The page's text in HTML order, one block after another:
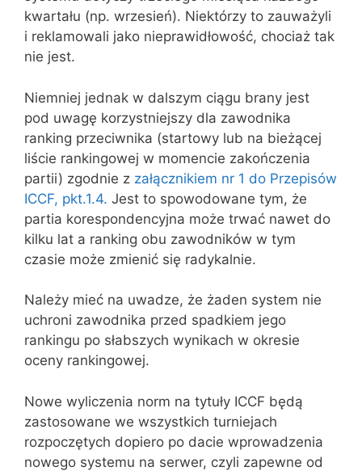
kwartału (np. wrzesień). Niektórzy to zauważyli
i reklamowali jako nieprawidłowość, chociaż tak
nie jest.
Niemniej jednak w dalszym ciągu brany jest
pod uwagę korzystniejszy dla zawodnika
ranking przeciwnika (startowy lub na bieżącej
liście rankingowej w momencie zakończenia
partii) zgodnie z załącznikiem nr 1 do Przepisów
ICCF, pkt.1.4. Jest to spowodowane tym, że
partia korespondencyjna może trwać nawet do
kilku lat a ranking obu zawodników w tym
czasie może zmienić się radykalnie.
Należy mieć na uwadze, że żaden system nie
uchroni zawodnika przed spadkiem jego
rankingu po słabszych wynikach w okresie
oceny rankingowej.
Nowe wyliczenia norm na tytuły ICCF będą
zastosowane we wszystkich turniejach
rozpoczętych dopiero po dacie wprowadzenia
nowego systemu na serwer, czyli zapewne od